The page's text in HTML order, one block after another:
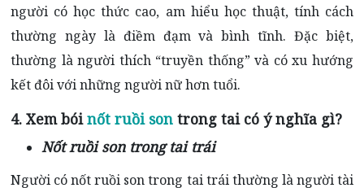
người có học thức cao, am hiểu học thuật, tính cách
thường ngày là điềm đạm và bình tĩnh. Đặc biệt,
thường là người thích “truyền thống” và có xu hướng
kết đôi với những người nữ hơn tuổi.
4. Xem bóinốt ruồi son trong tai có ý nghĩa gì?
Nốt ruồi son trong tai trái
Người có nốt ruồi son trong tai trái thường là người tài